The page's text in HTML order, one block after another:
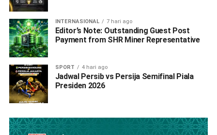
INTERNASIONAL 7 hari ago
Editor’s Note: Outstanding Guest Post
Payment from SHR Miner Representative
SPORT 4 hari ago
Jadwal Persib vs Persija Semifinal Piala
Presiden 2026